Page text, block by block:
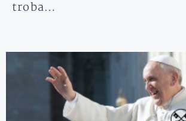
troba…